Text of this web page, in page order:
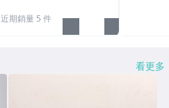
近期銷量 5 件
看更多